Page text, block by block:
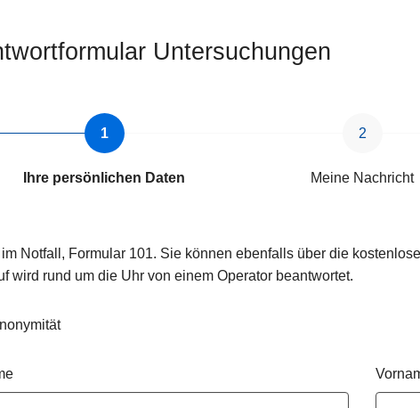
Untersuchungen
Ihre persönlichen Daten Meine Nachricht
im Notfall, Formular 101. Sie können ebenfalls über die
wird rund um die Uhr von einem Operator beantwortet.